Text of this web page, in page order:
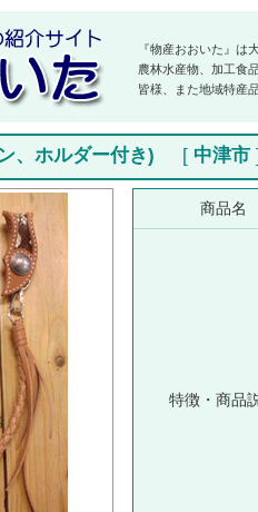
『物産おおいた』は
農林水産物、加工食
皆様、また地域特産
、ホルダー付き) [ 中津市
商品名
特徴・商品